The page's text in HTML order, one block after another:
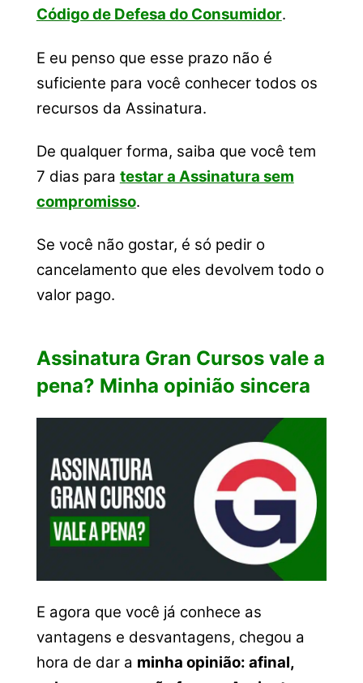
Código de Defesa do Consumidor.
E eu penso que esse prazo não é
suficiente para você conhecer todos os
recursos da Assinatura.
De qualquer forma, saiba que você tem
7 dias para testar a Assinatura sem
compromisso.
Se você não gostar, é só pedir o
cancelamento que eles devolvem todo o
valor pago.
Assinatura Gran Cursos vale a
pena? Minha opinião sincera
E agora que você já conhece as
vantagens e desvantagens, chegou a
hora de dar a minha opinião: afinal,